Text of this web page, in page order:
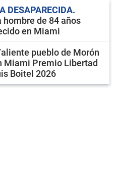
DESAPARECIDA
hombre de 84 años
en Miami
pueblo de Morón
Miami Premio Libertad
Boitel 2026